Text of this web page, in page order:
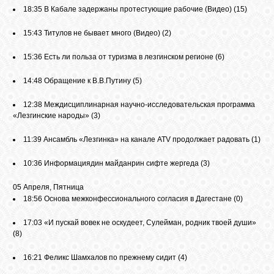
18:35 В Кабале задержаны протестующие рабочие (Видео) (15)
15:43 Титулов не бывает много (Видео) (2)
15:36 Есть ли польза от туризма в лезгинском регионе (6)
14:48 Обращение к В.В.Путину (5)
12:38 Междисциплинарная научно-исследовательская программа
«Лезгинские народы» (3)
11:39 Ансамбль «Лезгинка» на канале ATV продолжает радовать (1)
10:36 Информациядин майданрин сифте жергеда (3)
05 Апреля, Пятница
18:56 Основа межконфессионального согласия в Дагестане (0)
17:03 «И пускай вовек не оскудеет, Сулейман, родник твоей души»
(8)
16:21 Феликс Шамхалов по прежнему сидит (4)